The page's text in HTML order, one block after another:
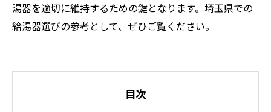
湯器を適切に維持するための鍵となります。埼玉県での
給湯器選びの参考として、ぜひご覧ください。
目次